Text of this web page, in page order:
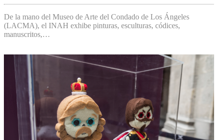
De la mano del Museo de Arte del Condado de Los Ángeles
(LACMA), el INAH exhibe pinturas, esculturas, códices,
manuscritos,…